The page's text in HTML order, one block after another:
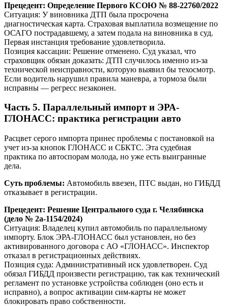
Прецедент: Определение Первого КСОЮ № 88-22760/2022
Ситуация: У виновника ДТП была просрочена
диагностическая карта. Страховая выплатила возмещение по
ОСАГО пострадавшему, а затем подала на виновника в суд.
Первая инстанция требование удовлетворила.
Позиция кассации: Решение отменено. Суд указал, что
страховщик обязан доказать: ДТП случилось именно из-за
технической неисправности, которую выявил бы техосмотр.
Если водитель нарушил правила маневра, а тормоза были
исправны — регресс незаконен.
Часть 5. Параллельный импорт и ЭРА-
ГЛОНАСС: практика регистрации авто
Расцвет серого импорта принес проблемы с постановкой на
учет из-за кнопок ГЛОНАСС и СБКТС. Эта судебная
практика по автоспорам молода, но уже есть выигранные
дела.
Суть проблемы: Автомобиль ввезен, ПТС выдан, но ГИБДД
отказывает в регистрации.
Прецедент: Решение Центрального суда г. Челябинска
(дело № 2а-1154/2024)
Ситуация: Владелец купил автомобиль по параллельному
импорту. Блок ЭРА-ГЛОНАСС был установлен, но без
активированного договора с АО «ГЛОНАСС». Инспектор
отказал в регистрационных действиях.
Позиция суда: Административный иск удовлетворен. Суд
обязал ГИБДД произвести регистрацию, так как технический
регламент по установке устройства соблюден (оно есть и
исправно), а вопрос активации сим-карты не может
блокировать право собственности.